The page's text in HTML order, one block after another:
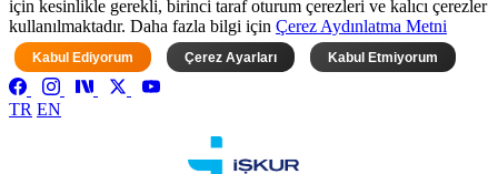
için kesinlikle gerekli, birinci taraf oturum çerezleri ve kalıcı çerezler
kullanılmaktadır. Daha fazla bilgi için Çerez Aydınlatma Metni
Kabul Ediyorum Çerez Ayarları Kabul Etmiyorum
TR EN